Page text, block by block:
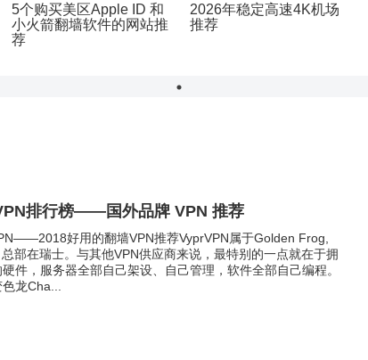
5个购买美区Apple ID 和
小火箭翻墙软件的网站推
荐
2026年稳定高速4K机场
推荐
排行榜——国外品牌 VPN 推荐
好用的翻墙VPN推荐VyprVPN属于Golden Frog,
部在瑞士。与其他VPN供应商来说，最特别的一点就在于拥
件，服务器全部自己架设、自己管理，软件全部自己编程。
龙Cha...